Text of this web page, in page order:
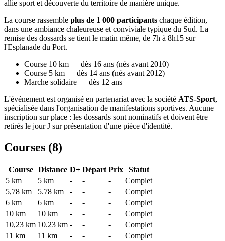
allie sport et découverte du territoire de manière unique.
La course rassemble plus de 1 000 participants chaque édition,
dans une ambiance chaleureuse et conviviale typique du Sud. La
remise des dossards se tient le matin même, de 7h à 8h15 sur
l'Esplanade du Port.
Course 10 km — dès 16 ans (nés avant 2010)
Course 5 km — dès 14 ans (nés avant 2012)
Marche solidaire — dès 12 ans
L'événement est organisé en partenariat avec la société ATS-Sport,
spécialisée dans l'organisation de manifestations sportives. Aucune
inscription sur place : les dossards sont nominatifs et doivent être
retirés le jour J sur présentation d'une pièce d'identité.
Courses (8)
Course Distance D+ Départ Prix
Statut
5 km
5 km - - -
Complet
5,78 km
5.78 km - - -
Complet
6 km
6 km - - -
Complet
10 km
10 km - - -
Complet
10,23 km 10.23 km - - -
Complet
11 km
11 km - - -
Complet